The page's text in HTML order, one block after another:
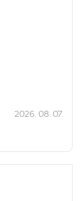
2026. 08. 07.